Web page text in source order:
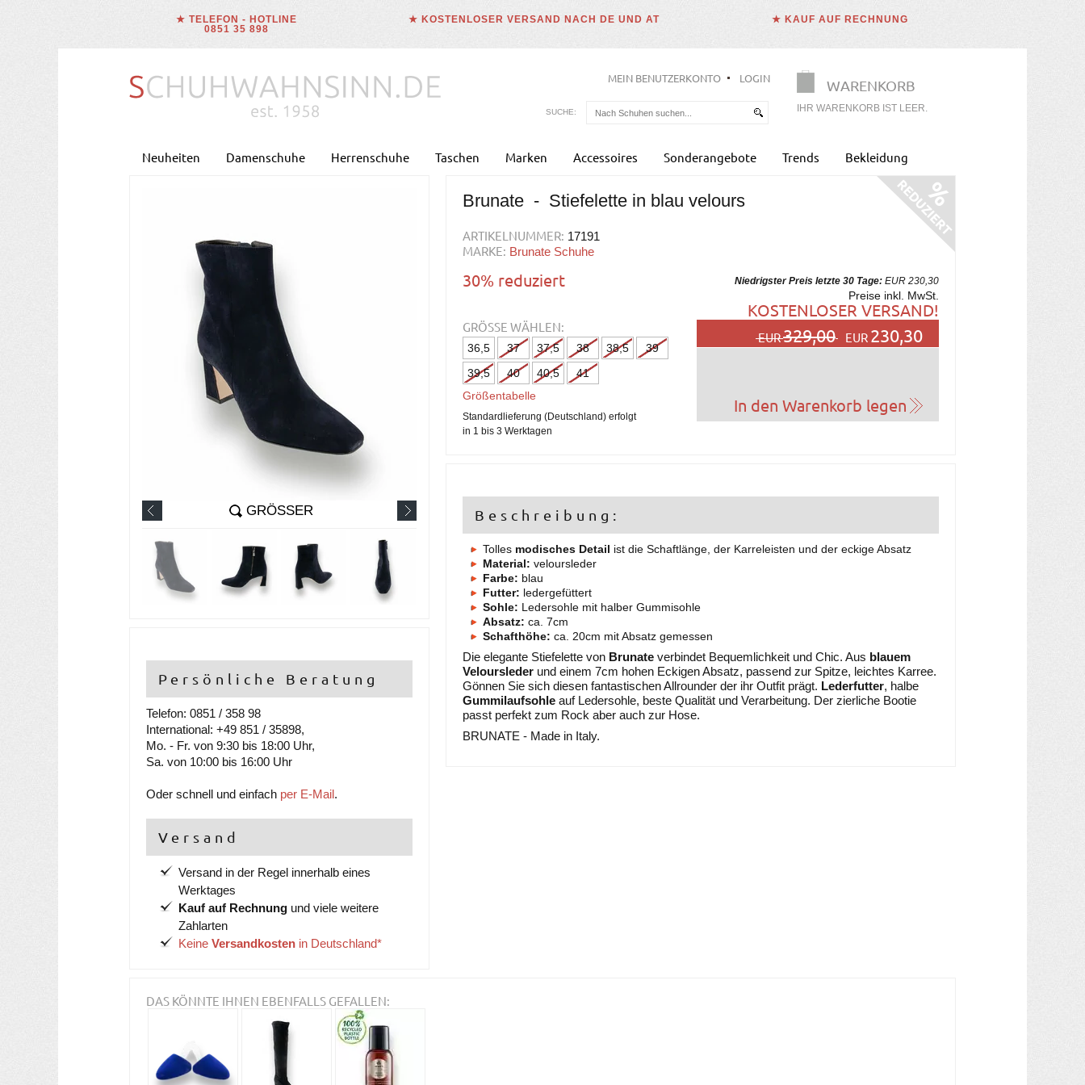
★ TELEFON - HOTLINE
0851 35 898
★ KOSTENLOSER VERSAND NACH DE UND AT ★ KAUF AUF RECHNUNG
WARENKORB
IHR WARENKORB IST LEER.
MEIN BENUTZERKONTO LOGIN
SUCHE:
Neuheiten Damenschuhe Herrenschuhe Taschen Marken Accessoires Sonderangebote Trends Bekleidung
GRÖSSER
Persönliche Beratung
Telefon: 0851 / 358 98
International: +49 851 / 35898,
Mo. - Fr. von 9:30 bis 18:00 Uhr,
Sa. von 10:00 bis 16:00 Uhr
Oder schnell und einfach per E-Mail.
Versand
Versand in der Regel innerhalb eines
Werktages
Kauf auf Rechnung und viele weitere
Zahlarten
Keine Versandkosten in Deutschland*
Brunate - Stiefelette in blau velours
ARTIKELNUMMER: 17191
MARKE: Brunate Schuhe
30% reduziert Niedrigster Preis letzte 30 Tage: EUR 230,30
Preise inkl. MwSt.
KOSTENLOSER VERSAND!
GRÖSSE WÄHLEN:
36,5 37 37,5 38 38,5
39
39,5
40 40,5
41
Größentabelle
Standardlieferung (Deutschland) erfolgt
in 1 bis 3 Werktagen
EUR329,00 EUR 230,30
Beschreibung:
Tolles modisches Detail ist die Schaftlänge, der Karreleisten und der eckige Absatz
Material: veloursleder
Farbe: blau
Futter: ledergefüttert
Sohle: Ledersohle mit halber Gummisohle
Absatz: ca. 7cm
Schafthöhe: ca. 20cm mit Absatz gemessen
Die elegante Stiefelette von Brunate verbindet Bequemlichkeit und Chic. Aus blauem
Veloursleder und einem 7cm hohen Eckigen Absatz, passend zur Spitze, leichtes Karree.
Gönnen Sie sich diesen fantastischen Allrounder der ihr Outfit prägt. Lederfutter, halbe
Gummilaufsohle auf Ledersohle, beste Qualität und Verarbeitung. Der zierliche Bootie
passt perfekt zum Rock aber auch zur Hose.
BRUNATE - Made in Italy.
DAS KÖNNTE IHNEN EBENFALLS GEFALLEN: